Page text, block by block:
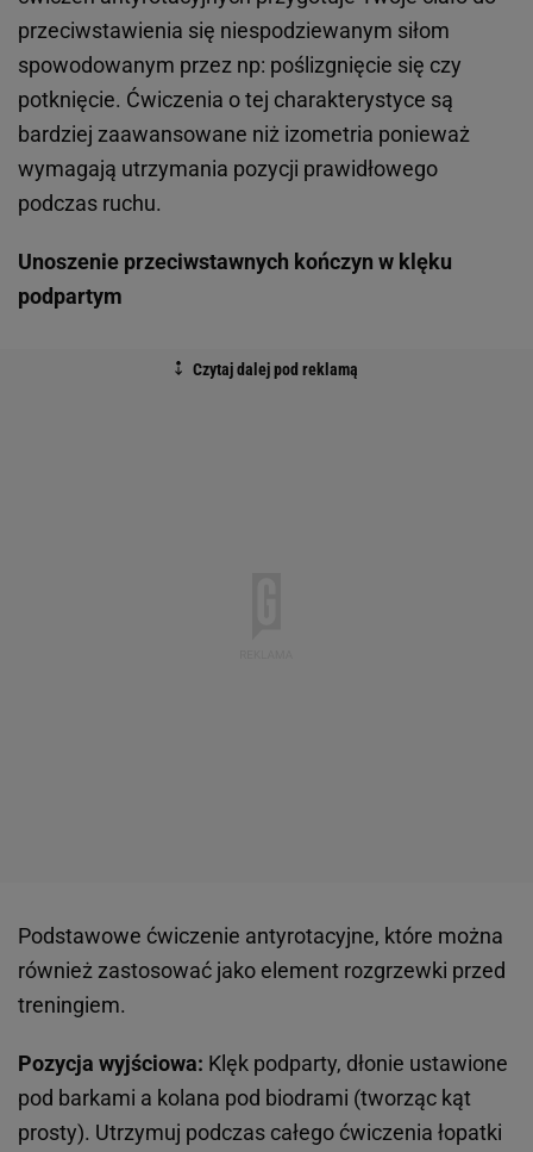
przeciwstawienia się niespodziewanym siłom
spowodowanym przez np: poślizgnięcie się czy
potknięcie. Ćwiczenia o tej charakterystyce są
bardziej zaawansowane niż izometria ponieważ
wymagają utrzymania pozycji prawidłowego
podczas ruchu.
Unoszenie przeciwstawnych kończyn w klęku
podpartym
Podstawowe ćwiczenie antyrotacyjne, które można
również zastosować jako element rozgrzewki przed
treningiem.
Pozycja wyjściowa: Klęk podparty, dłonie ustawione
pod barkami a kolana pod biodrami (tworząc kąt
prosty). Utrzymuj podczas całego ćwiczenia łopatki